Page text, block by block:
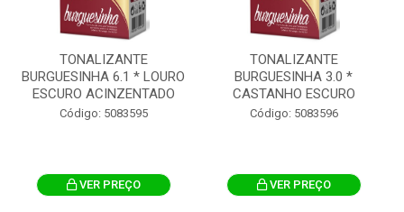
TONALIZANTE
BURGUESINHA 6.1 * LOURO
ESCURO ACINZENTADO
Código: 5083595
VER PREÇO
TONALIZANTE
BURGUESINHA 3.0 *
CASTANHO ESCURO
Código: 5083596
VER PREÇO